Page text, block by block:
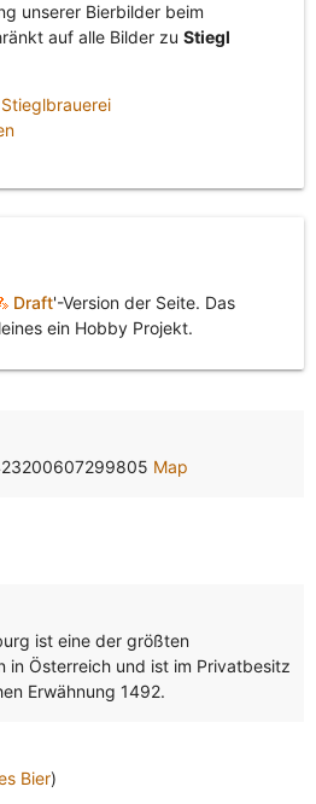
unserer Bierbilder beim
auf alle Bilder zu Stiegl
Draft'-Version der Seite. Das
ein Hobby Projekt.
Map
ist eine der größten
in Österreich und ist im Privatbesitz
Erwähnung 1492.
Bier)